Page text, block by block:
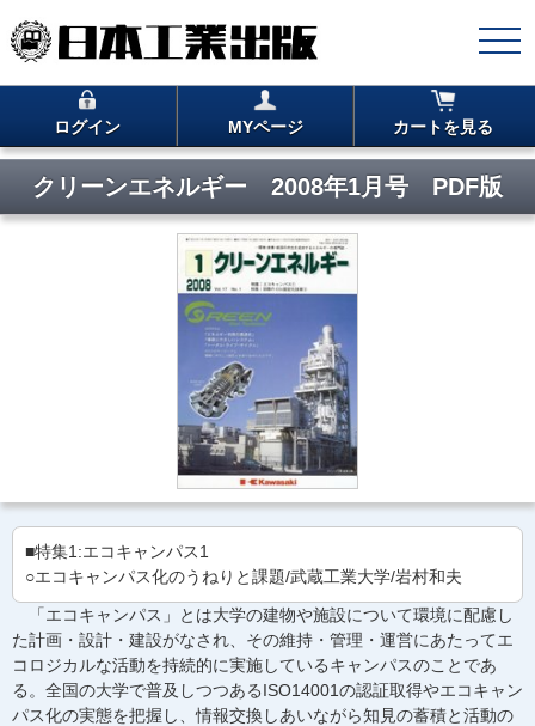
ログイン MYページ カートを見る
クリーンエネルギー 2008年1月号 PDF版
■特集1:エコキャンパス1
○エコキャンパス化のうねりと課題/武蔵工業大学/岩村和夫
「エコキャンパス」とは大学の建物や施設について環境に配慮し
た計画・設計・建設がなされ、その維持・管理・運営にあたってエ
コロジカルな活動を持続的に実施しているキャンパスのことであ
る。全国の大学で普及しつつあるISO14001の認証取得やエコキャン
パス化の実態を把握し、情報交換しあいながら知見の蓄積と活動の